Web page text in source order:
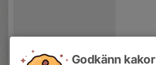
Godkänn kakor